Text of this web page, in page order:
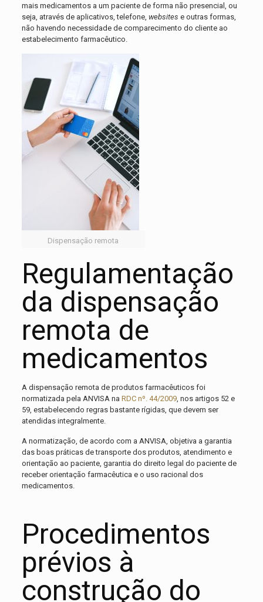
mais medicamentos a um paciente de forma não presencial, ou
seja, através de aplicativos, telefone, websites e outras formas,
não havendo necessidade de comparecimento do cliente ao
estabelecimento farmacêutico.
Dispensação remota
Regulamentação
da dispensação
remota de
medicamentos
A dispensação remota de produtos farmacêuticos foi
normatizada pela ANVISA na RDC nº. 44/2009, nos artigos 52 e
59, estabelecendo regras bastante rígidas, que devem ser
atendidas integralmente.
A normatização, de acordo com a ANVISA, objetiva a garantia
das boas práticas de transporte dos produtos, atendimento e
orientação ao paciente, garantia do direito legal do paciente de
receber orientação farmacêutica e o uso racional dos
medicamentos.
Procedimentos
prévios à
construção do